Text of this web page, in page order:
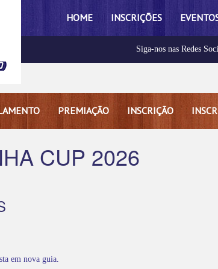
HOME INSCRIÇÕES
Siga-nos nas Redes
PREMIAÇÃO INSCRIÇÃO
CUP 2026
em nova guia.